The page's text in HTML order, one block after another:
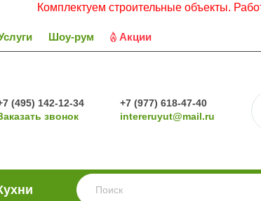
Комплектуем строительные объекты. Работаем
Шоу-рум Акции
(495) 142-12-34
звонок
+7 (977) 618-47-40
intereruyut@mail.ru